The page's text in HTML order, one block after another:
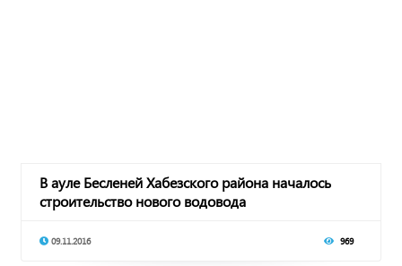
В ауле Бесленей Хабезского района началось
строительство нового водовода
09.11.2016 969